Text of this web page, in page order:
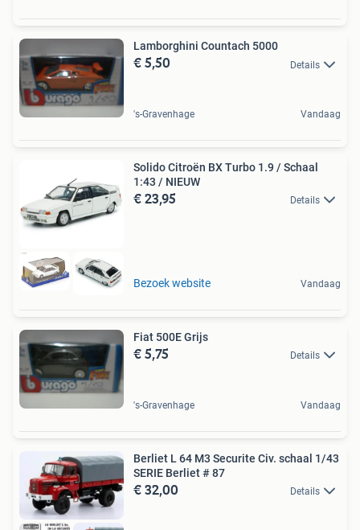
Lamborghini Countach 5000
€ 5,50 Details
's-Gravenhage Vandaag
Solido Citroën BX Turbo 1.9 / Schaal
1:43 / NIEUW
€ 23,95 Details
Bezoek website Vandaag
Fiat 500E Grijs
€ 5,75 Details
's-Gravenhage Vandaag
Berliet L 64 M3 Securite Civ. schaal 1/43
SERIE Berliet # 87
€ 32,00 Details